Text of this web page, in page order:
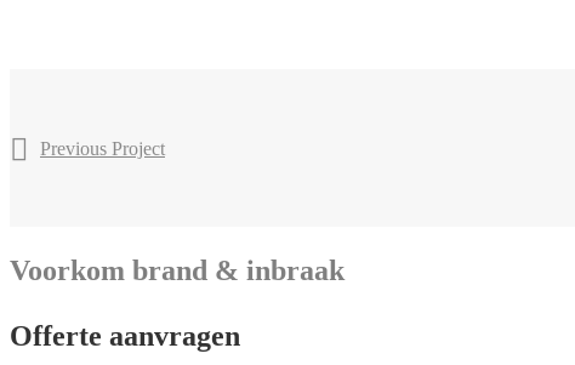
Previous Project
Voorkom brand & inbraak
Offerte aanvragen